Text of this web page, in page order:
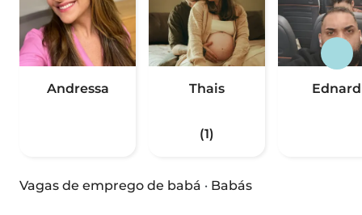
Andressa Thais
(1)
Ednard
Vagas de emprego de babá · Babás